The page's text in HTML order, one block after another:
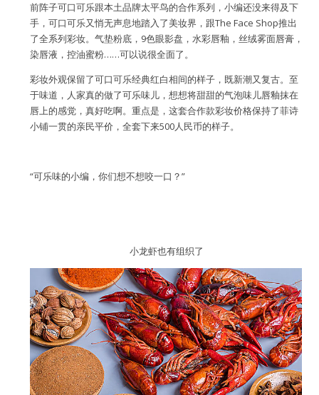
前阵子可口可乐跟本土品牌太平鸟的合作系列，小编还没来得及下
手，可口可乐又悄无声息地踏入了美妆界，跟The Face Shop推出
了全系列彩妆。气垫粉底，9色眼影盘，水彩唇釉，丝绒雾面唇膏，
染唇液，控油蜜粉……可以说很全面了。
彩妆外观保留了可口可乐经典红白相间的样子，既新潮又复古。至
于味道，人家真的做了可乐味儿，想想将甜甜的气泡味儿唇釉抹在
唇上的感觉，真好吃啊。重点是，这套合作款彩妆价格保持了菲诗
小铺一贯的亲民平价，全套下来500人民币的样子。
“可乐味的小编，你们想不想咬一口？”
小龙虾也有组织了